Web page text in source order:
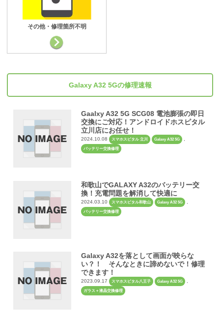
その他・修理箇所不明
Galaxy A32 5Gの修理速報
Gaalxy A32 5G SCG08 電池膨張の即日
交換にご対応！アンドロイドホスピタル
立川店にお任せ！
2024.10.08 スマホスピタル 立川 Galaxy A32 5G ,
バッテリー交換修理
和歌山でGALAXY A32のバッテリー交
換！充電問題を解消して快適に
2024.03.10 スマホスピタル和歌山 Galaxy A32 5G ,
バッテリー交換修理
Galaxy A32を落として画面が映らな
い？！ そんなときに諦めないで！修理
できます！
2023.09.17 スマホスピタル八王子 Galaxy A32 5G ,
ガラス＋液晶交換修理